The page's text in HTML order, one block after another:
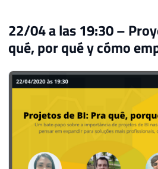
22/04 a las 19:30 –
qué, por qué y cómo